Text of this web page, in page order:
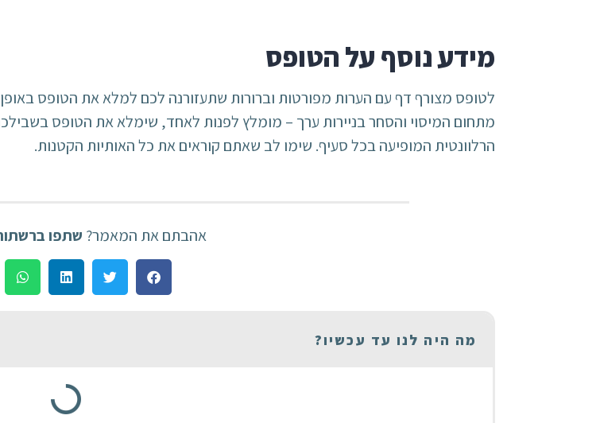
מידע נוסף על הטופס
לטופס מצורף דף עם הערות מפורטות וברורות שתעזורנה לכם למלא את הטופס באופן
הרלוונטית המופיעה בכל סעיף. שימו לב שאתם קוראים את כל האותיות הקטנות.
אהבתם את המאמר? שתפו
מה היה לנו עד עכשיו?